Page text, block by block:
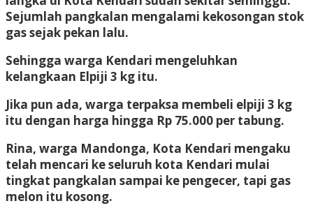
Sejumlah pangkalan mengalami kekosongan stok
gas sejak pekan lalu.
Sehingga warga Kendari mengeluhkan
kelangkaan Elpiji 3 kg itu.
Jika pun ada, warga terpaksa membeli elpiji 3 kg
itu dengan harga hingga Rp 75.000 per tabung.
Rina, warga Mandonga, Kota Kendari mengaku
telah mencari ke seluruh kota Kendari mulai
tingkat pangkalan sampai ke pengecer, tapi gas
melon itu kosong.